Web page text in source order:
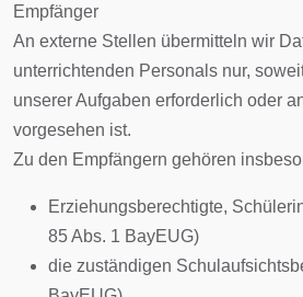
Empfänger
An externe Stellen übermitteln wir
unterrichtenden Personals nur,
unserer Aufgaben erforderlich oder
vorgesehen ist.
Zu den Empfängern gehören
Erziehungsberechtigte,
85 Abs. 1 BayEUG)
die zuständigen